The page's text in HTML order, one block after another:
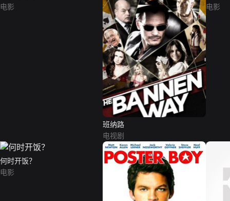
电影
班纳路
电视剧
电影
何时开饭？
电影